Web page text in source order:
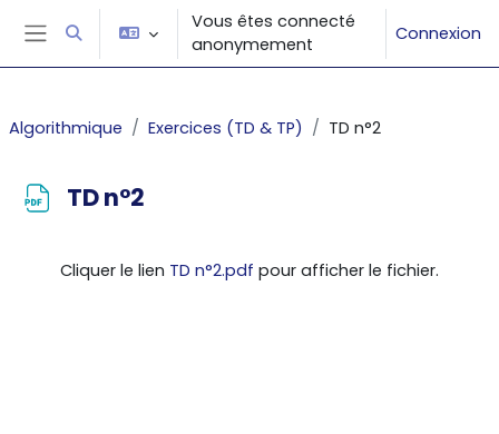
Passer au contenu principal
Panneau latéral
Activer/désactiver la saisie de recherche
Vous êtes connecté
anonymement
Connexion
Algorithmique Exercices (TD & TP) TD n°2
TD n°2
Cliquer le lien TD n°2.pdf pour afficher le fichier.